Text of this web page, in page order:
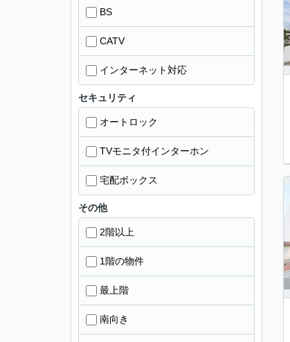
BS
CATV
インターネット対応
セキュリティ
オートロック
TVモニタ付インターホン
宅配ボックス
その他
2階以上
1階の物件
最上階
南向き